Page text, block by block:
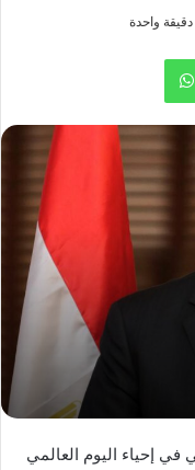
دقيقة واحدة
واتساب
في إحياء اليوم العالمي